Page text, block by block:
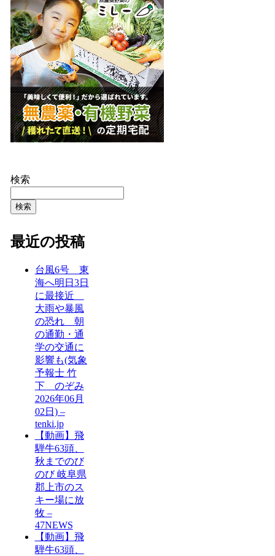
検索
検索
最近の投稿
台風6号 東
海へ明日3日
に最接近
大雨や暴風
の恐れ 朝
の通勤・通
学の交通に
影響も(気象
予報士 竹
下 のぞみ
2026年06月
02日) –
tenki.jp
【動画】飛
騨牛63頭、
秋までのび
のび 岐阜県
郡上市のス
キー場に放
牧 –
47NEWS
【動画】飛
騨牛63頭、